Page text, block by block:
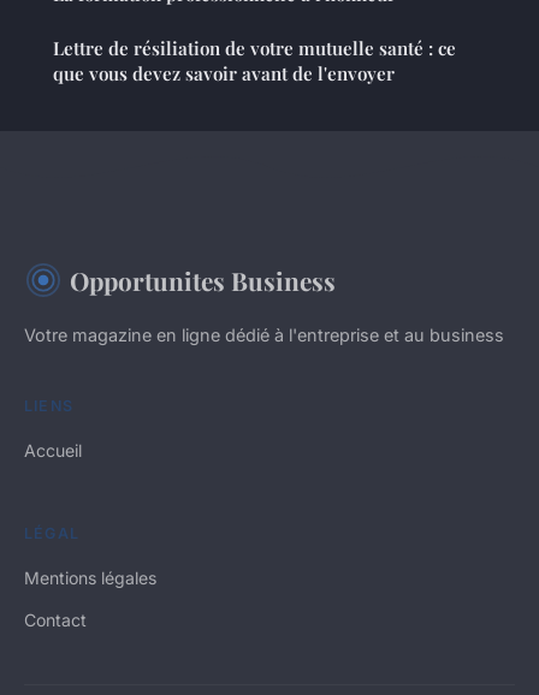
Lettre de résiliation de votre mutuelle santé : ce
que vous devez savoir avant de l'envoyer
Opportunites Business
Votre magazine en ligne dédié à l'entreprise et au business
LIENS
Accueil
LÉGAL
Mentions légales
Contact